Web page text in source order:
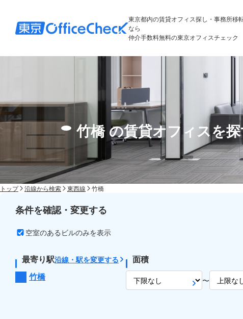
東京都内の賃貸オフィス探し・事務所移
なら
仲介手数料無料の東京オフィスチェック
竹橋 の賃貸オフィスを
トップ 沿線から検索 東西線 竹橋
条件を確認・変更する
空室のあるビルのみを表示
最寄り駅沿線・駅を変更する
竹橋
面積
〜